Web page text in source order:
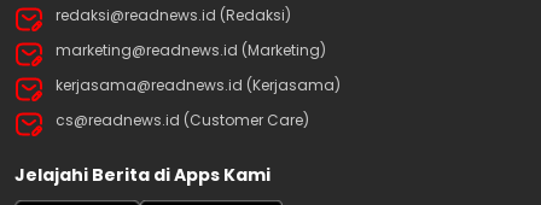
redaksi@readnews.id (Redaksi)
marketing@readnews.id (Marketing)
kerjasama@readnews.id (Kerjasama)
cs@readnews.id (Customer Care)
Jelajahi Berita di Apps Kami